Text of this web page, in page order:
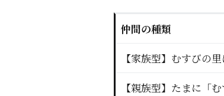
仲間の種類
【家族型】むすびの
【親族型】たまに「